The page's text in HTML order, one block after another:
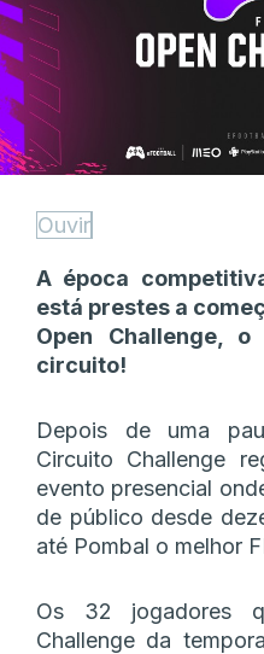
Ouvir
A época
está prestes a
Open Challenge,
circuito!
Depois de uma
Circuito Challenge
evento presencial
de público desde
até Pombal o melhor
Os 32 jogadores
Challenge da